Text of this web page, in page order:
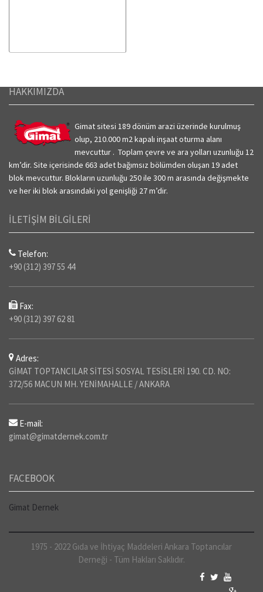
HAKKIMIZDA
Gimat sitesi 189 dönüm arazi üzerinde kurulmuş
olup, 210.000 m2 kapalı inşaat oturma alanı
mevcuttur . Toplam çevre ve ara yolları uzunluğu 12
km’dir. Site içerisinde 663 adet bağımsız bölümden oluşan 19 adet
blok mevcuttur. Blokların uzunluğu 250 ile 300 m arasında değişmekte
ve her iki blok arasındaki yol genişliği 27 m’dir.
İLETİŞİM BİLGİLERİ
Telefon:
+90 (312) 397 55 44
Fax:
+90 (312) 397 62 81
Adres:
GİMAT TOPTANCILAR SİTESİ SOSYAL TESİSLERİ 190. CD. NO:
372/56 MACUN MH. YENİMAHALLE / ANKARA
E-mail:
gimat@gimatdernek.com.tr
FACEBOOK
Gimat Dernek
1975 - 2022 Gıda ve İhtiyaç Maddeleri Ankara Toptancılar
Derneği - Tüm Hakları Saklıdır.